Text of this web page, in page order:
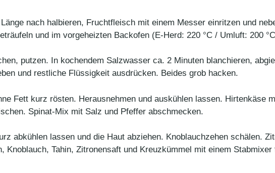
nach halbieren, Fruchtfleisch mit einem Messer einritzen und
und im vorgeheizten Backofen (E-Herd: 220 °C / Umluft: 200
putzen. In kochendem Salzwasser ca. 2 Minuten blanchieren,
und restliche Flüssigkeit ausdrücken. Beides grob hacken.
Fett kurz rösten. Herausnehmen und auskühlen lassen. Hirtenkäse
Spinat-Mix mit Salz und Pfeffer abschmecken.
abkühlen lassen und die Haut abziehen. Knoblauchzehen schälen.
Knoblauch, Tahin, Zitronensaft und Kreuzkümmel mit einem